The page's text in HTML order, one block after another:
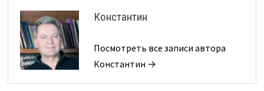
Константин
Посмотреть все записи автора
Константин →